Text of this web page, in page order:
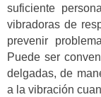
suficiente
vibradoras de
prevenir
Puede ser
delgadas, de
a la vibración